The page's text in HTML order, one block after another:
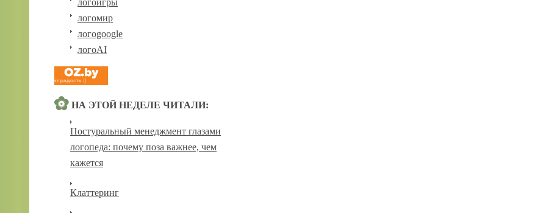
логоигры
логомир
логоgoogle
логоAI
НА ЭТОЙ НЕДЕЛЕ ЧИТАЛИ:
Постуральный менеджмент глазами
логопеда: почему поза важнее, чем
кажется
Клаттеринг